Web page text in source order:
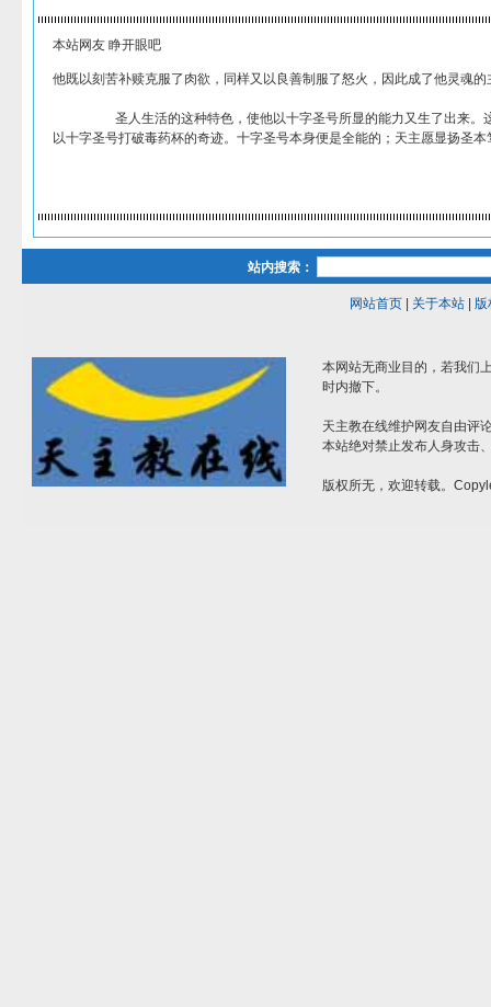
本站网友 睁开眼吧
他既以刻苦补赎克服了肉欲，同样又以良善制服了怒火，因此成了他灵魂
圣人生活的这种特色，使他以十字圣号所显的能力又生了出来。这种
以十字圣号打破毒药杯的奇迹。十字圣号本身便是全能的；天主愿显扬圣
站内搜索：
网站首页| 关于本站| 版
本网站无商业目的，若我们
时内撤下。
天主教在线维护网友自由评
本站绝对禁止发布人身攻击
版权所无，欢迎转载。